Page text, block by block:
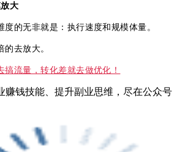
大
的无非就是：执行速度和规模体量。
去放大。
流量，转化差就去做优化！
赚钱技能、提升副业思维，尽在公众号